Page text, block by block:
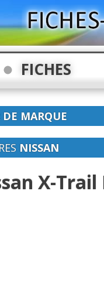
FICHES
MARQUE
NISSAN
X-